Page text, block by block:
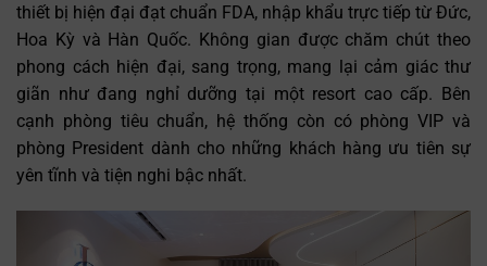
thiết bị hiện đại đạt chuẩn FDA, nhập khẩu trực tiếp từ Đức,
Hoa Kỳ và Hàn Quốc. Không gian được chăm chút theo
phong cách hiện đại, sang trọng, mang lại cảm giác thư
giãn như đang nghỉ dưỡng tại một resort cao cấp. Bên
cạnh phòng tiêu chuẩn, hệ thống còn có phòng VIP và
phòng President dành cho những khách hàng ưu tiên sự
yên tĩnh và tiện nghi bậc nhất.